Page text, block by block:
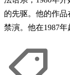
的先驱。他的作
禁演。他在1987年